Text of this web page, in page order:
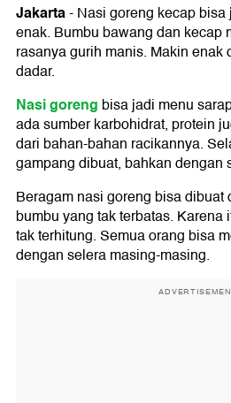
Jakarta-Nasi goreng kecap
enak. Bumbu bawang dan kecap
rasanya gurih manis. Makin enak
dadar.
Nasi goreng bisa jadi menu
ada sumber karbohidrat, protein
dari bahan-bahan racikannya.
gampang dibuat, bahkan dengan
Beragam nasi goreng bisa dibuat
bumbu yang tak terbatas. Karena
tak terhitung. Semua orang bisa
dengan selera masing-masing.